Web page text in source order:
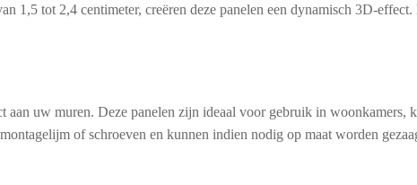
1,5 tot 2,4 centimeter, creëren deze panelen een dynamisch 3D-
aan uw muren. Deze panelen zijn ideaal voor gebruik in woonkamers,
of schroeven en kunnen indien nodig op maat worden